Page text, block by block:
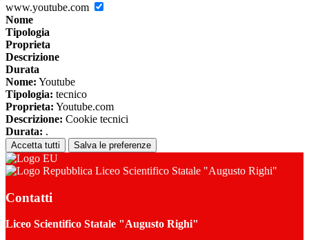
www.youtube.com
Nome
Tipologia
Proprieta
Descrizione
Durata
Nome: Youtube
Tipologia: tecnico
Proprieta: Youtube.com
Descrizione: Cookie tecnici
Durata: .
Accetta tutti Salva le preferenze
Liceo Scientifico Statale "Augusto Righi"
Contatti
Liceo Scientifico Statale "Augusto Righi"